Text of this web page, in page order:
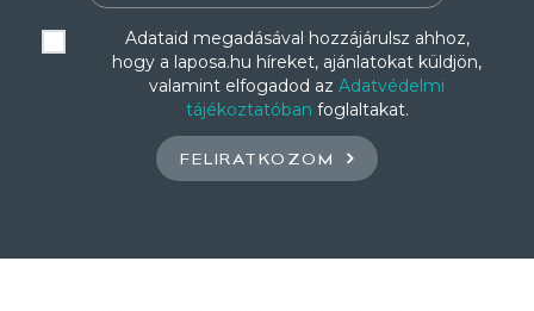
Adataid megadásával hozzájárulsz ahhoz,
hogy a laposa.hu híreket, ajánlatokat küldjön,
valamint elfogadod az Adatvédelmi
tájékoztatóban foglaltakat.
FELIRATKOZOM